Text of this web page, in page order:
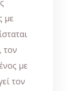
με
τον
με
τον